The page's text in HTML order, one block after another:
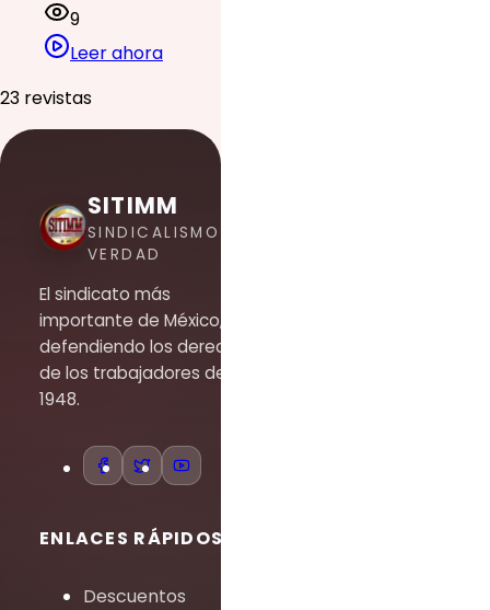
9
Leer ahora
23 revistas
SITIMM
SINDICALISMO DE
VERDAD
El sindicato más
importante de México,
defendiendo los derechos
de los trabajadores desde
1948.
ENLACES RÁPIDOS
Descuentos